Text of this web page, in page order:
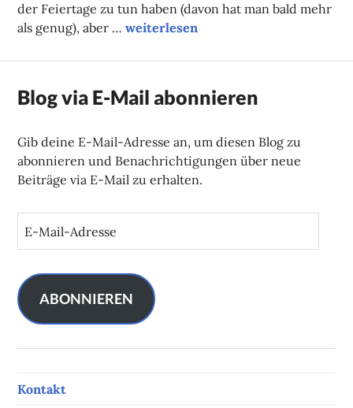
der Feiertage zu tun haben (davon hat man bald mehr
als genug), aber …Unsere Tipps der Woche
weiterlesen
Blog via E-Mail abonnieren
Gib deine E-Mail-Adresse an, um diesen Blog zu
abonnieren und Benachrichtigungen über neue
Beiträge via E-Mail zu erhalten.
a
i
l
A
r
ABONNIEREN
Kontakt